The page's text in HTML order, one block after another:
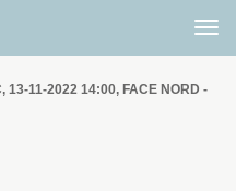
13-11-2022 14:00, FACE NORD -